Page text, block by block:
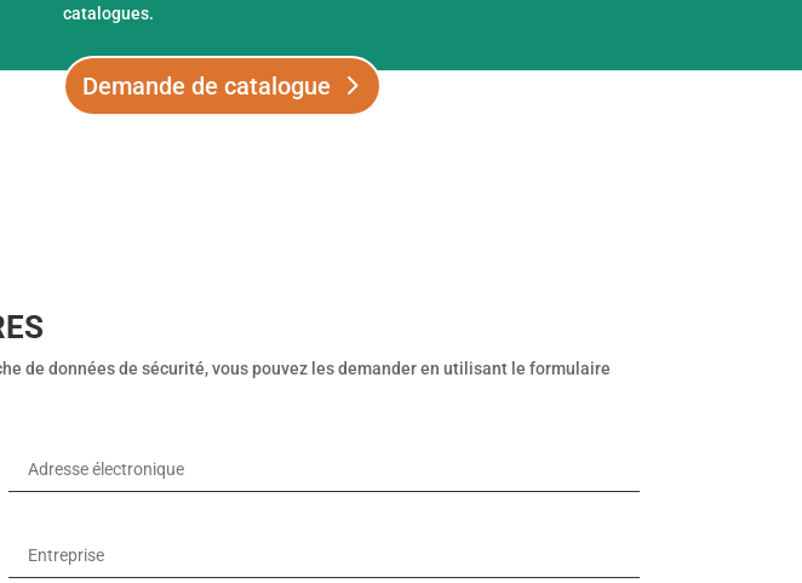
catalogues.
Demande de catalogue
de données de sécurité, vous pouvez les demander en utilisant le formulaire